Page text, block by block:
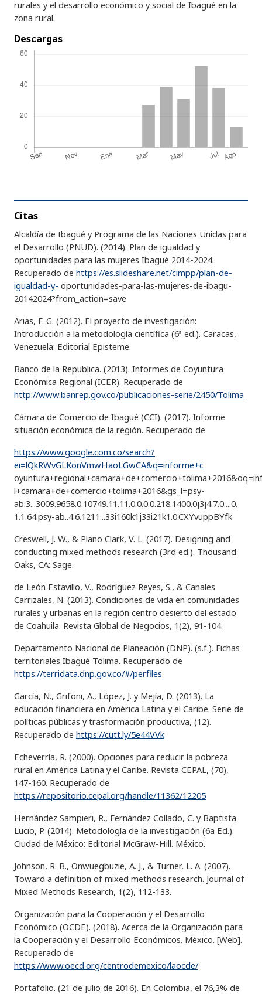
rurales y el desarrollo económico y social de Ibagué en la
zona rural.
Descargas
Citas
Alcaldía de Ibagué y Programa de las Naciones Unidas para
el Desarrollo (PNUD). (2014). Plan de igualdad y
oportunidades para las mujeres Ibagué 2014-2024.
Recuperado de https://es.slideshare.net/cimpp/plan-de-
igualdad-y- oportunidades-para-las-mujeres-de-ibagu-
20142024?from_action=save
Arias, F. G. (2012). El proyecto de investigación:
Introducción a la metodología científica (6ª ed.). Caracas,
Venezuela: Editorial Episteme.
Banco de la Republica. (2013). Informes de Coyuntura
Económica Regional (ICER). Recuperado de
http://www.banrep.gov.co/publicaciones-serie/2450/Tolima
Cámara de Comercio de Ibagué (CCI). (2017). Informe
situación económica de la región. Recuperado de
https://www.google.com.co/search?
ei=lQkRWvGLKonVmwHaoLGwCA&q=informe+c
l+camara+de+comercio+tolima+2016&gs_l=psy-
ab.3...3009.9658.0.10749.11.11.0.0.0.0.218.1400.0j3j4.7.0....0.
1.1.64.psy-ab..4.6.1211...33i160k1j33i21k1.0.CXYvuppBYfk
Creswell, J. W., & Plano Clark, V. L. (2017). Designing and
conducting mixed methods research (3rd ed.). Thousand
Oaks, CA: Sage.
de León Estavillo, V., Rodríguez Reyes, S., & Canales
Carrizales, N. (2013). Condiciones de vida en comunidades
rurales y urbanas en la región centro desierto del estado
de Coahuila. Revista Global de Negocios, 1(2), 91-104.
Departamento Nacional de Planeación (DNP). (s.f.). Fichas
territoriales Ibagué Tolima. Recuperado de
https://terridata.dnp.gov.co/#/perfiles
García, N., Grifoni, A., López, J. y Mejía, D. (2013). La
educación financiera en América Latina y el Caribe. Serie de
políticas públicas y trasformación productiva, (12).
Recuperado de https://cutt.ly/5e44VVk
Echeverría, R. (2000). Opciones para reducir la pobreza
rural en América Latina y el Caribe. Revista CEPAL, (70),
147-160. Recuperado de
https://repositorio.cepal.org/handle/11362/12205
Hernández Sampieri, R., Fernández Collado, C. y Baptista
Lucio, P. (2014). Metodología de la investigación (6a Ed.).
Ciudad de México: Editorial McGraw-Hill. México.
Johnson, R. B., Onwuegbuzie, A. J., & Turner, L. A. (2007).
Toward a definition of mixed methods research. Journal of
Mixed Methods Research, 1(2), 112-133.
Organización para la Cooperación y el Desarrollo
Económico (OCDE). (2018). Acerca de la Organización para
la Cooperación y el Desarrollo Económicos. México. [Web].
Recuperado de
https://www.oecd.org/centrodemexico/laocde/
Portafolio. (21 de julio de 2016). En Colombia, el 76,3% de